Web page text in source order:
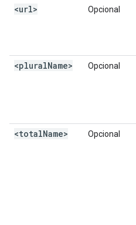
<url> Opcional
<pluralName> Opcional
<totalName> Opcional